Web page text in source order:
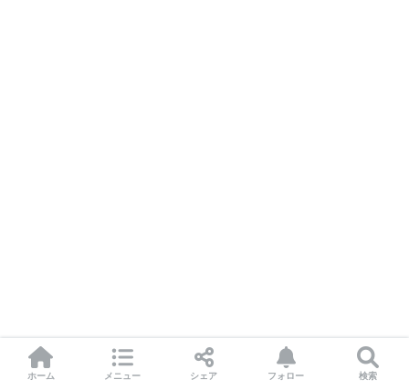
ホーム メニュー シェア フォロー 検索